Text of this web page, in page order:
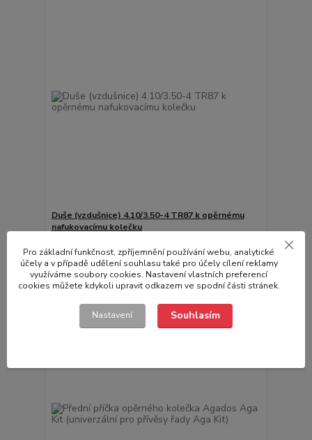
Duše (vzdušnice) 4.10/3.50-4 TR87 k opěrnému
nafukovacímu kolečku
180,00 Kč
148,76 Kčbez DPH Skladem
Přidat do košíku
Pro základní funkčnost, zpříjemnění používání webu, analytické
účely a v případě udělení souhlasu také pro účely cílení reklamy
využíváme soubory cookies. Nastavení vlastních preferencí
cookies můžete kdykoli upravit odkazem ve spodní části stránek.
Nastavení Souhlasím